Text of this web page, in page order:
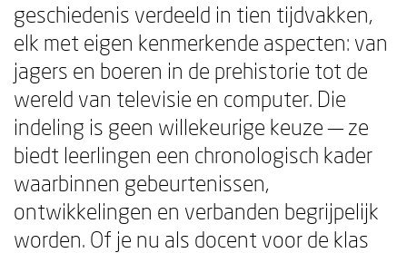
geschiedenis verdeeld in tien tijdvakken,
elk met eigen kenmerkende aspecten: van
jagers en boeren in de prehistorie tot de
wereld van televisie en computer. Die
indeling is geen willekeurige keuze — ze
biedt leerlingen een chronologisch kader
waarbinnen gebeurtenissen,
ontwikkelingen en verbanden begrijpelijk
worden. Of je nu als docent voor de klas